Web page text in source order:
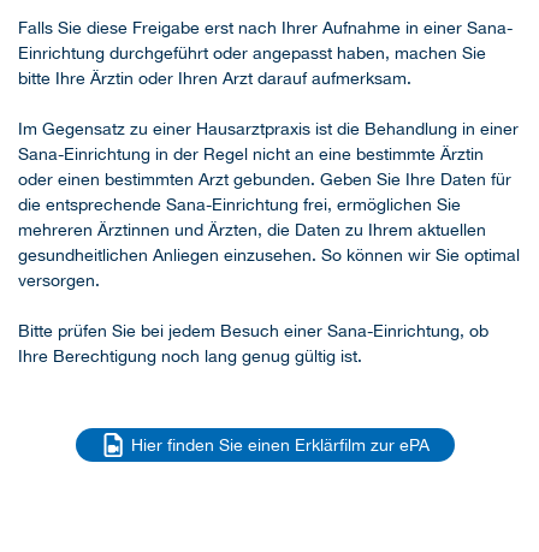
Falls Sie diese Freigabe erst nach Ihrer Aufnahme in einer Sana-
Einrichtung durchgeführt oder angepasst haben, machen Sie
bitte Ihre Ärztin oder Ihren Arzt darauf aufmerksam.
Im Gegensatz zu einer Hausarztpraxis ist die Behandlung in einer
Sana-Einrichtung in der Regel nicht an eine bestimmte Ärztin
oder einen bestimmten Arzt gebunden. Geben Sie Ihre Daten für
die entsprechende Sana-Einrichtung frei, ermöglichen Sie
mehreren Ärztinnen und Ärzten, die Daten zu Ihrem aktuellen
gesundheitlichen Anliegen einzusehen. So können wir Sie optimal
versorgen.
Bitte prüfen Sie bei jedem Besuch einer Sana-Einrichtung, ob
Ihre Berechtigung noch lang genug gültig ist.
Hier finden Sie einen Erklärfilm zur ePA